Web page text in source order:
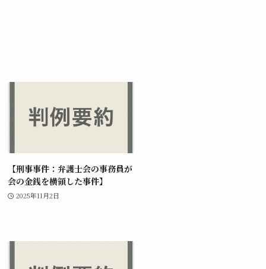
【刑事事件：弁護士会の事務員が
会の金銭を横領した事件】
2025年11月2日